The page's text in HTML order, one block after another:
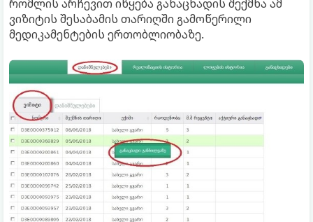
რომლის არჩევით იწყება განაცხადის შექმნა ამ
ვიზიტის შესაბამის თარიღში გამოწერილი
მედიკამენტების ერთობლიობაზე.